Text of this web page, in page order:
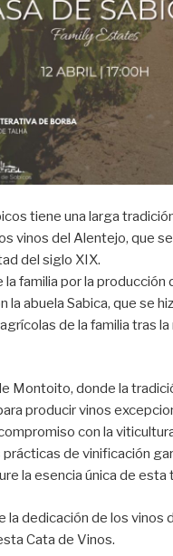
tiene una larga
vinos del Alentejo, que
del siglo XIX.
la familia por la producción
la abuela Sabica, que se
de la familia tras
Montoito, donde la
producir vinos
con la
de vinificación
la esencia única de esta
la dedicación de los vinos
Cata de Vinos.